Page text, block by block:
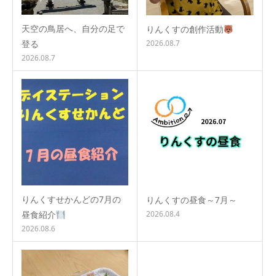
天空の鳥居へ、自分の足で
登る
2026.08.7
りんくすの創作活動
2026.08.7
りんくすせかんどの7月の
昼食紹介
2026.08.6
りんくすの昼食～7月～
2026.08.4